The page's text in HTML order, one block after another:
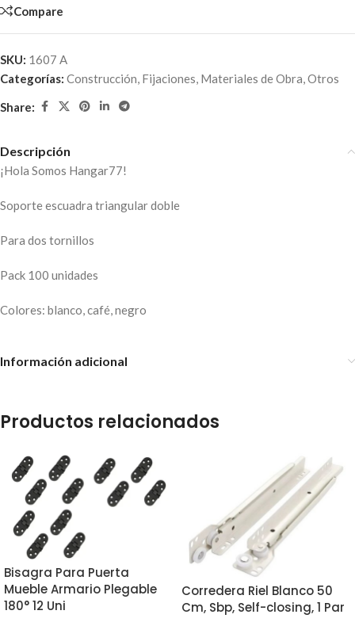
Compare
SKU: 1607 A
Categorías: Construcción, Fijaciones, Materiales de Obra,Otros
Share:
Descripción
¡Hola Somos Hangar77!
Soporte escuadra triangular doble
Para dos tornillos
Pack 100 unidades
Colores: blanco, café, negro
Información adicional
Productos relacionados
Bisagra Para Puerta
Mueble Armario Plegable
180° 12 Uni
Corredera Riel Blanco 50
Cm, Sbp, Self-closing, 1 Par